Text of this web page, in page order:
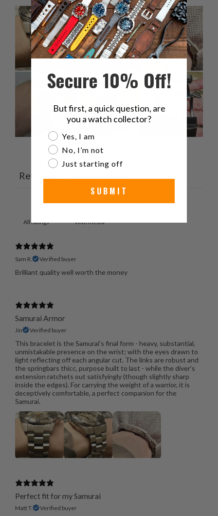
Ask a question
Reviews
With media
Sam R. Verified buyer
Brilliant quality well worth the money
Samurai Armor
Jin Verified buyer
This bracelet is the Samurai’s final form - heavy, substantial,
unmistakable presence on the wrist; with the eyes drawn to
light reflecting off each angular cut. The links are robust and
the springbars thicc, purpose built to last - while the diver’s
extension ratchets out satisfyingly (though slightly sharp
inside the edges). For carrying the weight of a warrior, it is
deceptively comfortable, a perfect companion for the
Samurai.
Perfect fit for my Samurai
Matt T. Verified buyer
Secure 10% Off!
But first, a quick question, are
you a watch collector?
Are you a watch collector?
Yes, I am
No, I’m not
Just starting off
SUBMIT